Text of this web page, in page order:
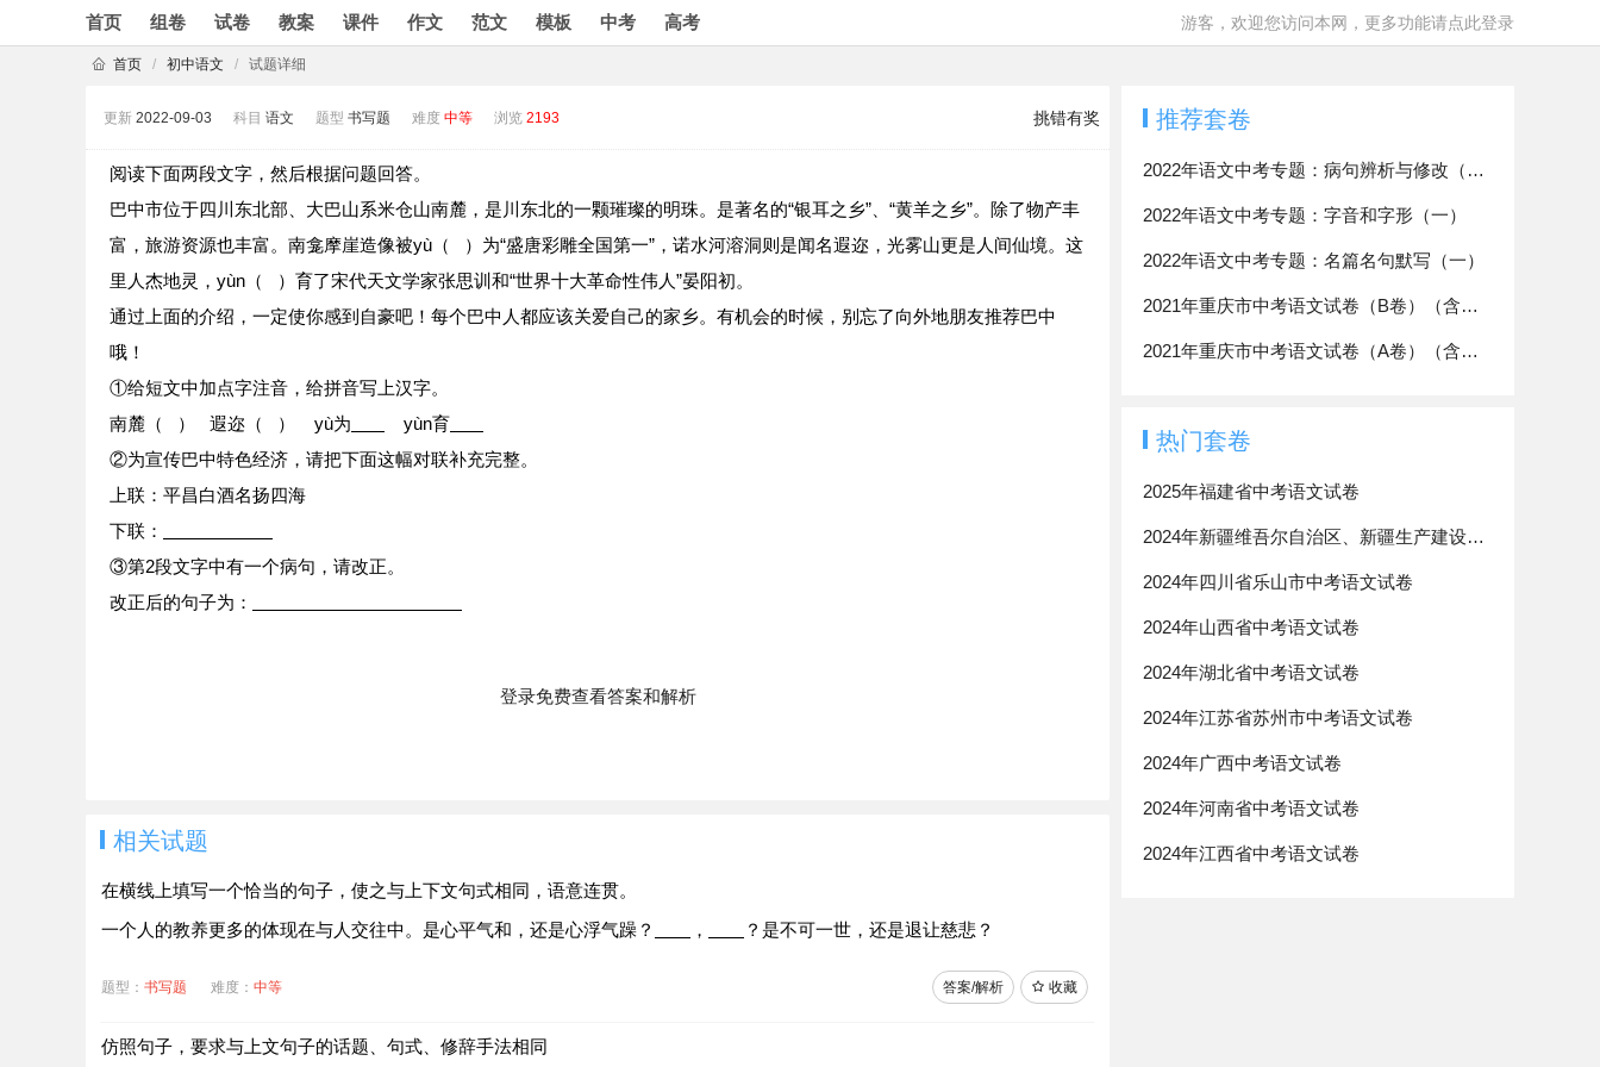
首页 组卷 试卷 教案 课件 作文 范文 模板 中考 高考 游客，欢迎您访问本网，更多功能请点此登录
首页 / 初中语文 / 试题详细
更新 2022-09-03 科目 语文 题型 书写题 难度 中等 浏览 2193 挑错有奖
阅读下面两段文字，然后根据问题回答。
巴中市位于四川东北部、大巴山系米仓山南麓，是川东北的一颗璀璨的明珠。是著名的“银耳之乡”、“黄羊之乡”。除了物产丰
富，旅游资源也丰富。南龛摩崖造像被yù（ ）为“盛唐彩雕全国第一”，诺水河溶洞则是闻名遐迩，光雾山更是人间仙境。这
里人杰地灵，yùn（ ）育了宋代天文学家张思训和“世界十大革命性伟人”晏阳初。
通过上面的介绍，一定使你感到自豪吧！每个巴中人都应该关爱自己的家乡。有机会的时候，别忘了向外地朋友推荐巴中
哦！
①给短文中加点字注音，给拼音写上汉字。
南麓（ ） 遐迩（ ） yù为
yùn育
②为宣传巴中特色经济，请把下面这幅对联补充完整。
上联：平昌白酒名扬四海
下联：
③第2段文字中有一个病句，请改正。
改正后的句子为：
登录免费查看答案和解析
相关试题
在横线上填写一个恰当的句子，使之与上下文句式相同，语意连贯。
一个人的教养更多的体现在与人交往中。是心平气和，还是心浮气躁？
， ？是不可一世，还是退让慈悲？
题型： 书写题 难度： 中等 收藏
答案/解析
仿照句子，要求与上文句子的话题、句式、修辞手法相同
推荐套卷
2022年语文中考专题：病句辨析与修改（一）
2022年语文中考专题：字音和字形（一）
2022年语文中考专题：名篇名句默写（一）
2021年重庆市中考语文试卷（B卷）（含答案与解析）
2021年重庆市中考语文试卷（A卷）（含答案与解析）
热门套卷
2025年福建省中考语文试卷
2024年新疆维吾尔自治区、新疆生产建设兵团中考语文试卷
2024年四川省乐山市中考语文试卷
2024年山西省中考语文试卷
2024年湖北省中考语文试卷
2024年江苏省苏州市中考语文试卷
2024年广西中考语文试卷
2024年河南省中考语文试卷
2024年江西省中考语文试卷